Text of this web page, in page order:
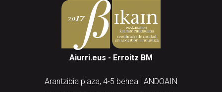
Aiurri.eus - Erroitz BM
Arantzibia plaza, 4-5 behea | ANDOAIN